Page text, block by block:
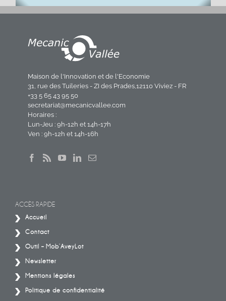
Maison de l'Innovation et de l'Economie
31, rue des Tuileries - ZI des Prades,12110 Viviez - FR
+33 5 65 43 95 50
secretariat@mecanicvallee.com
Horaires :
Lun-Jeu : 9h-12h et 14h-17h
Ven : 9h-12h et 14h-16h
ACCÈS RAPIDE
Accueil
Contact
Outil – Mob’AveyLot
Newsletter
Mentions légales
Politique de confidentialité